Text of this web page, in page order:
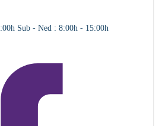
Sub - Ned : 8:00h - 15:00h